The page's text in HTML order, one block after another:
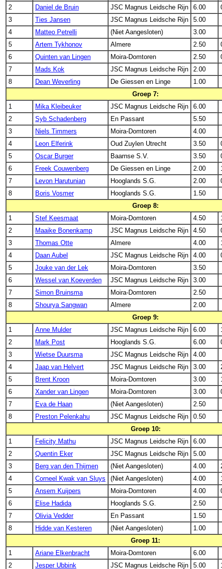
2
Daniel de Bruin JSC Magnus Leidsche Rijn 6.00
3
Ties Jansen JSC Magnus Leidsche Rijn
5.00
4
Matteo Petrelli (Niet Aangesloten)
3.00
5
Artem Tykhonov Almere 2.50
6
Quinten van Lingen Moira-Domtoren 2.50
7
Mads Kok JSC Magnus Leidsche Rijn
2.00
8
Dean Weverling De Giessen en Linge
1.00
Groep 7:
1
Mika Kleibeuker JSC Magnus Leidsche Rijn
6.00
2
Syb Schadenberg En Passant
5.50
3
Niels Timmers Moira-Domtoren
4.00
4
Leon Elferink Oud Zuylen Utrecht 3.50
5
Oscar Burger Baarnse S.V. 3.50
6
Freek Couwenberg De Giessen en Linge 2.00
7
Levon Harutunian Hooglands S.G. 2.00
8
Boris Vosmer Hooglands S.G.
1.50
Groep 8:
1
Stef Keesmaat Moira-Domtoren 4.50
2
Maaike Bonenkamp JSC Magnus Leidsche Rijn 4.50
3
Thomas Otte Almere 4.00
4
Daan Aubel JSC Magnus Leidsche Rijn 4.00
5
Jouke van der Lek Moira-Domtoren
3.50
6
Wessel van Koeverden JSC Magnus Leidsche Rijn
3.00
7
Simon Bruinsma Moira-Domtoren
2.50
8
Shourya Sangwan Almere
2.00
Groep 9:
1
Anne Mulder JSC Magnus Leidsche Rijn 6.00
2
Mark Post Hooglands S.G. 6.00
3
Wietse Duursma JSC Magnus Leidsche Rijn
4.00
4
Jaap van Helvert JSC Magnus Leidsche Rijn 3.00
5
Brent Kroon Moira-Domtoren 3.00
6
Xander van Lingen Moira-Domtoren 3.00
7
Eva de Haan (Niet Aangesloten)
2.50
8
Preston Pelenkahu JSC Magnus Leidsche Rijn
0.50
Groep 10:
1
Felicity Mathu JSC Magnus Leidsche Rijn
6.00
2
Quentin Eker JSC Magnus Leidsche Rijn
5.00
3
Berg van den Thijmen (Niet Aangesloten) 4.00
4
Corneel Kwak van Sluys (Niet Aangesloten) 4.00
5
Ansem Kuijpers Moira-Domtoren 4.00
6
Elise Hadida Hooglands S.G.
2.50
7
Olivia Vedder En Passant
1.50
8
Hidde van Kesteren (Niet Aangesloten)
1.00
Groep 11:
1
Ariane Elkenbracht Moira-Domtoren
6.00
2
Jesper Ubbink JSC Magnus Leidsche Rijn 5.00